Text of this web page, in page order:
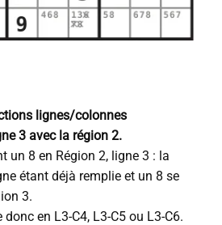
lignes/colonnes
3 avec la région 2.
un 8 en Région 2, ligne 3 : la
étant déjà remplie et un 8 se
3.
en L3-C4, L3-C5 ou L3-C6.